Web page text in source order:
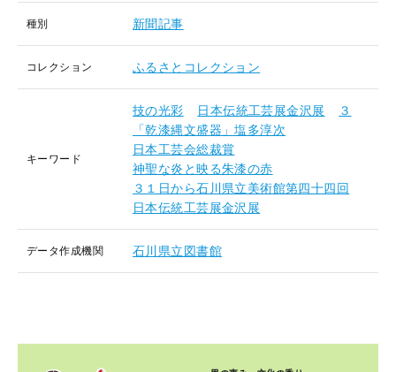
種別 新聞記事
コレクション ふるさとコレクション
キーワード
技の光彩 日本伝統工芸展金沢展
３
「乾漆縄文盛器」塩多淳次
日本工芸会総裁賞
神聖な炎と映る朱漆の赤
３１日から石川県立美術館第四十四回
日本伝統工芸展金沢展
データ作成機関 石川県立図書館